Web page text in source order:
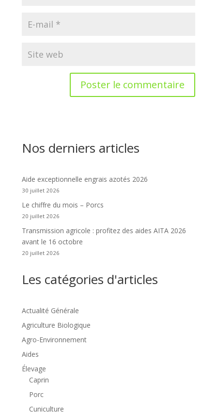
Nos derniers articles
Aide exceptionnelle engrais azotés 2026
30 juillet 2026
Le chiffre du mois – Porcs
20 juillet 2026
Transmission agricole : profitez des aides AITA 2026
avant le 16 octobre
20 juillet 2026
Les catégories d'articles
Actualité Générale
Agriculture Biologique
Agro-Environnement
Aides
Élevage
Caprin
Porc
Cuniculture